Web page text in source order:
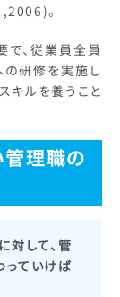
。
、従業員全員
の研修を実施し
キルを養うこと
理職の
対して、管
っていけば